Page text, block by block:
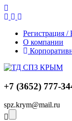
Регистрация /
О компании
+7 (3652) 777-
spz.krym@mail.ru